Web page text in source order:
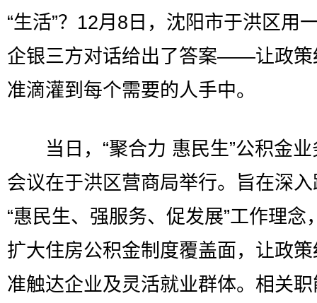
“生活”？12月8日，沈阳市于洪区用
企银三方对话给出了答案——让政策
准滴灌到每个需要的人手中。
当日，“聚合力 惠民生”公积金业
会议在于洪区营商局举行。旨在深
“惠民生、强服务、促发展”工作理念
扩大住房公积金制度覆盖面，让政
准触达企业及灵活就业群体。相关